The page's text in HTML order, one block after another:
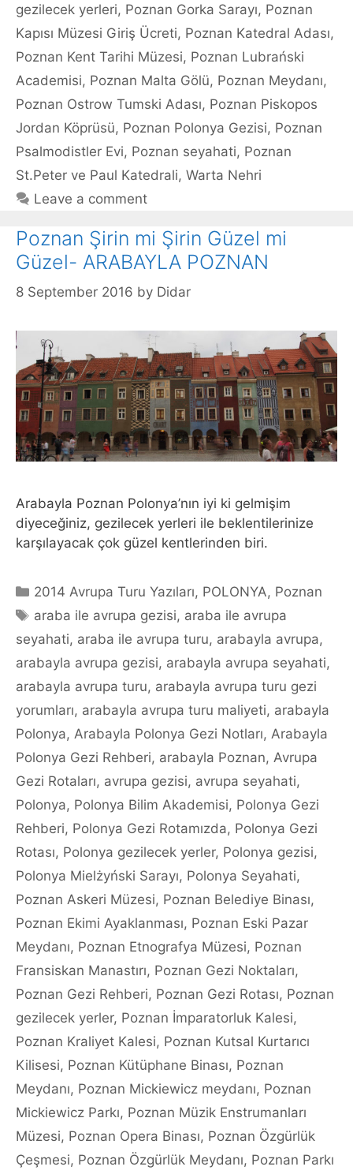
gezilecek yerleri, Poznan Gorka Sarayı, Poznan
Kapısı Müzesi Giriş Ücreti, Poznan Katedral Adası,
Poznan Kent Tarihi Müzesi, Poznan Lubrański
Academisi, Poznan Malta Gölü, Poznan Meydanı,
Poznan Ostrow Tumski Adası, Poznan Piskopos
Jordan Köprüsü, Poznan Polonya Gezisi, Poznan
Psalmodistler Evi, Poznan seyahati, Poznan
St.Peter ve Paul Katedrali, Warta Nehri
Leave a comment
Poznan Şirin mi Şirin Güzel mi
Güzel- ARABAYLA POZNAN
8 September 2016 by Didar
Arabayla Poznan Polonya’nın iyi ki gelmişim
diyeceğiniz, gezilecek yerleri ile beklentilerinize
karşılayacak çok güzel kentlerinden biri.
Categories
2014 Avrupa Turu Yazıları, POLONYA, Poznan
Tags
araba ile avrupa gezisi, araba ile avrupa
seyahati, araba ile avrupa turu, arabayla avrupa,
arabayla avrupa gezisi, arabayla avrupa seyahati,
arabayla avrupa turu, arabayla avrupa turu gezi
yorumları, arabayla avrupa turu maliyeti, arabayla
Polonya, Arabayla Polonya Gezi Notları, Arabayla
Polonya Gezi Rehberi, arabayla Poznan, Avrupa
Gezi Rotaları, avrupa gezisi, avrupa seyahati,
Polonya, Polonya Bilim Akademisi, Polonya Gezi
Rehberi, Polonya Gezi Rotamızda, Polonya Gezi
Rotası, Polonya gezilecek yerler, Polonya gezisi,
Polonya Mielżyński Sarayı, Polonya Seyahati,
Poznan Askeri Müzesi, Poznan Belediye Binası,
Poznan Ekimi Ayaklanması, Poznan Eski Pazar
Meydanı, Poznan Etnografya Müzesi, Poznan
Fransiskan Manastırı, Poznan Gezi Noktaları,
Poznan Gezi Rehberi, Poznan Gezi Rotası, Poznan
gezilecek yerler, Poznan İmparatorluk Kalesi,
Poznan Kraliyet Kalesi, Poznan Kutsal Kurtarıcı
Kilisesi, Poznan Kütüphane Binası, Poznan
Meydanı, Poznan Mickiewicz meydanı, Poznan
Mickiewicz Parkı, Poznan Müzik Enstrumanları
Müzesi, Poznan Opera Binası, Poznan Özgürlük
Çeşmesi, Poznan Özgürlük Meydanı, Poznan Parkı